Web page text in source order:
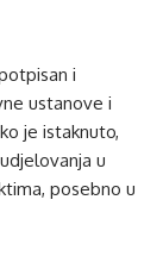
i
ustanove i
je istaknuto,
u
posebno u